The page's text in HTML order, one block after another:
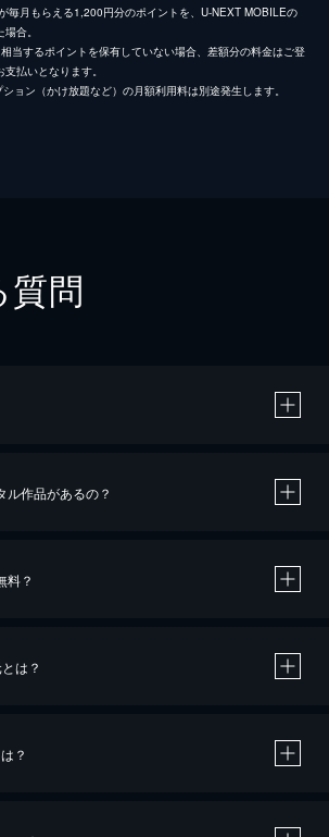
毎月もらえる1,200円分のポイントを、U-NEXT MOBILEの
合。
当するポイントを保有していない場合、差額分の料金はご登
払いとなります。
ョン（かけ放題など）の月額利用料は別途発生します。
問
ル作品があるの？
料？
は？
？